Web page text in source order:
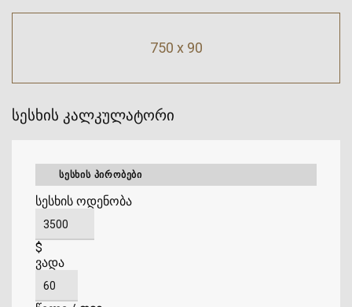
750 x 90
სესხის კალკულატორი
ᲡᲔᲡᲮᲘᲡ ᲞᲘᲠᲝᲑᲔᲑᲘ
სესხის ოდენობა
$
ვადა